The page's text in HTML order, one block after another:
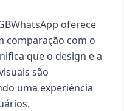
oferece
comparação com o
que o design e a
são
uma experiência